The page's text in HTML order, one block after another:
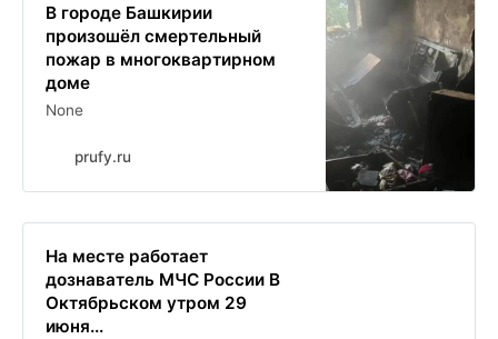
В городе Башкирии
произошёл смертельный
пожар в многоквартирном
доме
None
prufy.ru
На месте работает
дознаватель МЧС России В
Октябрьском утром 29
июня...